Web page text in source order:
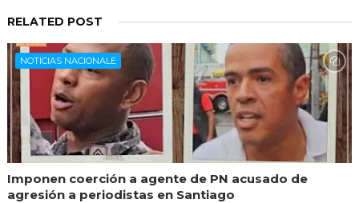
RELATED POST
NOTICIAS NACIONALE
Imponen coerción a agente de PN acusado de
agresión a periodistas en Santiago